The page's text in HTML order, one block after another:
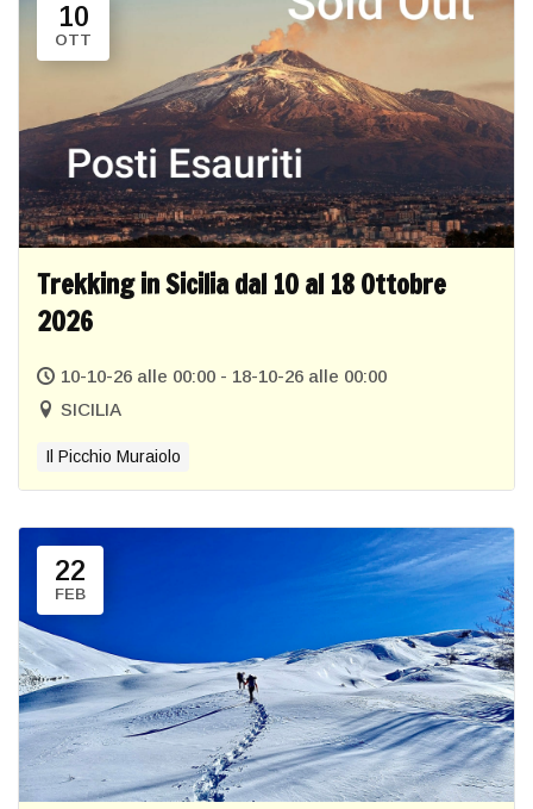
10
OTT
Trekking in Sicilia dal 10 al 18 Ottobre
2026
10-10-26 alle 00:00 - 18-10-26 alle 00:00
SICILIA
Il Picchio Muraiolo
22
FEB